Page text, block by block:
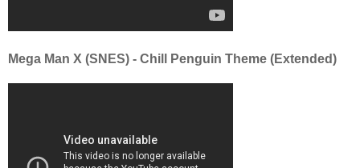
Mega Man X (SNES) - Chill Penguin Theme (Extended)